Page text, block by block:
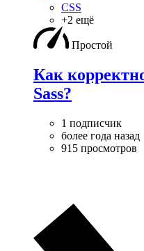
CSS
+2 ещё
Простой
Как
Sass?
1 подписчик
более года назад
915 просмотров